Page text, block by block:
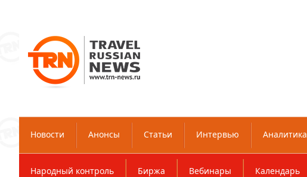
Новости Анонсы Статьи Интервью Аналитика
Народный контроль Биржа Вебинары Календарь